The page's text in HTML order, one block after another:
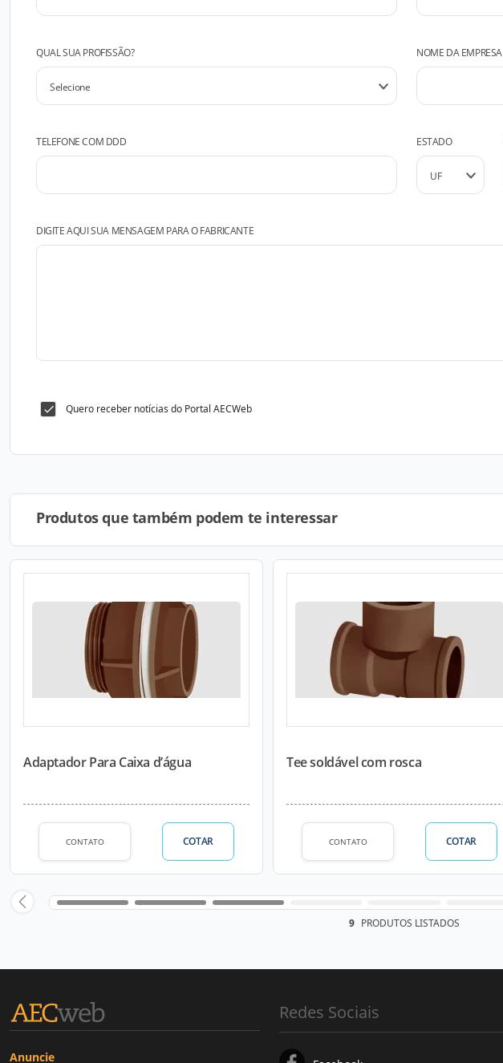
QUAL SUA PROFISSÃO? NOME DA EMPRESA
TELEFONE COM DDD ESTADO
DIGITE AQUI SUA MENSAGEM PARA O FABRICANTE
Quero receber notícias do Portal AECWeb
Produtos que também podem te interessar
Adaptador Para Caixa d’água
CONTATO COTAR
Tee soldável com rosca
CONTATO COTAR
9 PRODUTOS LISTADOS
Anuncie
Redes Sociais